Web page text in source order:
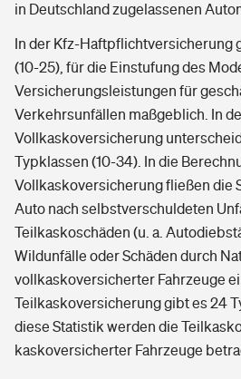
in Deutschland zugelassenen
In der Kfz-Haftpflichtversicherung
(10-25), für die Einstufung des
Versicherungsleistungen für
Verkehrsunfällen maßgeblich. In
Vollkaskoversicherung
Typklassen (10-34). In die
Vollkaskoversicherung fließen die
Auto nach selbstverschuldeten
Teilkaskoschäden (u. a.
Wildunfälle oder Schäden durch
vollkaskoversicherter Fahrzeuge
Teilkaskoversicherung gibt es 24
diese Statistik werden die
kaskoversicherter Fahrzeuge